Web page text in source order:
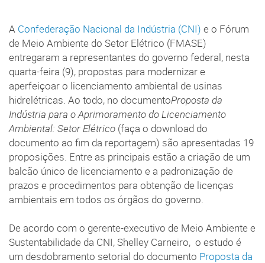
A Confederação Nacional da Indústria (CNI) e o Fórum
de Meio Ambiente do Setor Elétrico (FMASE)
entregaram a representantes do governo federal, nesta
quarta-feira (9), propostas para modernizar e
aperfeiçoar o licenciamento ambiental de usinas
hidrelétricas. Ao todo, no documentoProposta da
Indústria para o Aprimoramento do Licenciamento
Ambiental: Setor Elétrico (faça o download do
documento ao fim da reportagem) são apresentadas 19
proposições. Entre as principais estão a criação de um
balcão único de licenciamento e a padronização de
prazos e procedimentos para obtenção de licenças
ambientais em todos os órgãos do governo.
De acordo com o gerente-executivo de Meio Ambiente e
Sustentabilidade da CNI, Shelley Carneiro, o estudo é
um desdobramento setorial do documento Proposta da